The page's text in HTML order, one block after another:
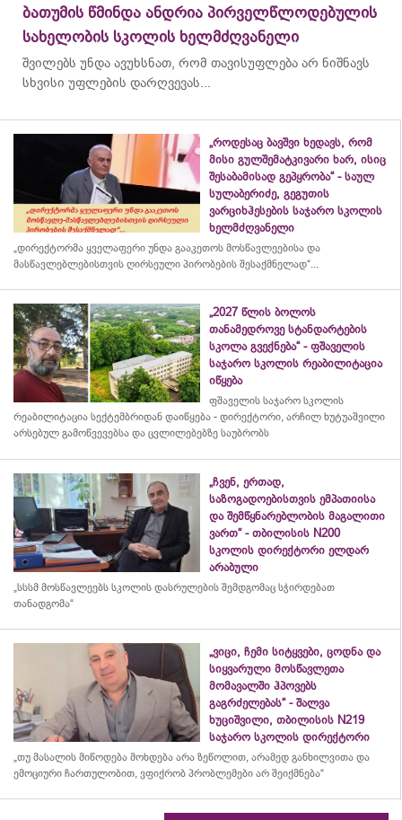
ბათუმის წმინდა ანდრია პირველწლოდებულის
სახელობის სკოლის ხელმძღვანელი
შვილებს უნდა ავუხსნათ, რომ თავისუფლება არ ნიშნავს
სხვისი უფლების დარღვევას...
„როდესაც ბავშვი ხედავს, რომ
მისი გულშემატკივარი ხარ, ისიც
შესაბამისად გეპყრობა“ - საულ
სულაბერიძე, გეგუთის
ვარციხჰესების საჯარო სკოლის
ხელმძღვანელი
„დირექტორმა ყველაფერი უნდა გააკეთოს მოსწავლეებისა და
მასწავლებლებისთვის ღირსეული პირობების შესაქმნელად“...
„2027 წლის ბოლოს
თანამედროვე სტანდარტების
სკოლა გვექნება“ - ფშაველის
საჯარო სკოლის რეაბილიტაცია
იწყება
ფშაველის საჯარო სკოლის
რეაბილიტაცია სექტემბრიდან დაიწყება - დირექტორი, არჩილ ხუტუაშვილი
არსებულ გამოწვევებსა და ცვლილებებზე საუბრობს
„ჩვენ, ერთად,
საზოგადოებისთვის ემპათიისა
და შემწყნარებლობის მაგალითი
ვართ“ - თბილისის N200
სკოლის დირექტორი ელდარ
არაბული
„სსსმ მოსწავლეებს სკოლის დასრულების შემდგომაც სჭირდებათ
თანადგომა“
„ვიცი, ჩემი სიტყვები, ცოდნა და
სიყვარული მოსწავლეთა
მომავალში ჰპოვებს
გაგრძელებას“ - შალვა
ხუციშვილი, თბილისის N219
საჯარო სკოლის დირექტორი
„თუ მასალის მიწოდება მოხდება არა ზეწოლით, არამედ განხილვითა და
ემოციური ჩართულობით, ვფიქრობ პრობლემები არ შეიქმნება“